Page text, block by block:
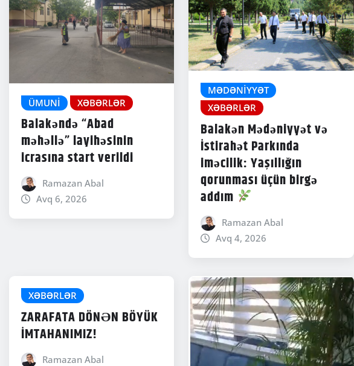
ÜMUNI XƏBƏRLƏR
Balakəndə “Abad
məhəllə” layihəsinin
icrasına start verildi
Ramazan Abal
Avq 6, 2026
MƏDƏNIYYƏT
XƏBƏRLƏR
Balakən Mədəniyyət və
İstirahət Parkında
iməcilik: Yaşıllığın
qorunması üçün birgə
addım
Ramazan Abal
Avq 4, 2026
XƏBƏRLƏR
ZARAFATA DÖNƏN BÖYÜK
İMTAHANIMIZ!
Ramazan Abal